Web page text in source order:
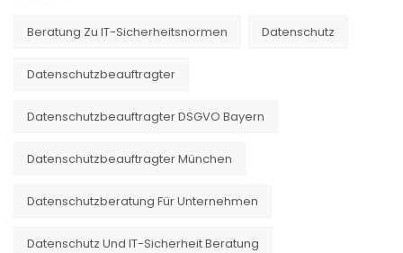
Beratung Zu IT-Sicherheitsnormen Datenschutz
Datenschutzbeauftragter
Datenschutzbeauftragter DSGVO Bayern
Datenschutzbeauftragter München
Datenschutzberatung Für Unternehmen
Datenschutz Und IT-Sicherheit Beratung